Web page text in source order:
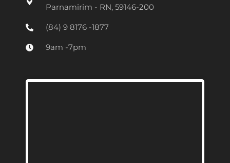
g
Parnamirim - RN, 59146-200
(84) 9 8176 -1877
9am -7pm